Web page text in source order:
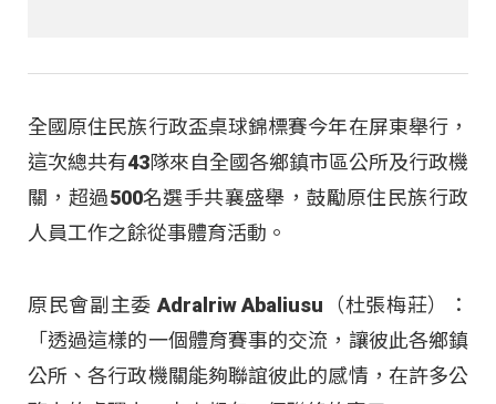
全國原住民族行政盃桌球錦標賽今年在屏東舉行，
這次總共有43隊來自全國各鄉鎮市區公所及行政機
關，超過500名選手共襄盛舉，鼓勵原住民族行政
人員工作之餘從事體育活動。
原民會副主委 Adralriw Abaliusu（杜張梅莊）：
「透過這樣的一個體育賽事的交流，讓彼此各鄉鎮
公所、各行政機關能夠聯誼彼此的感情，在許多公